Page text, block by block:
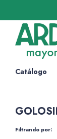
Catálogo
Filtrando por: